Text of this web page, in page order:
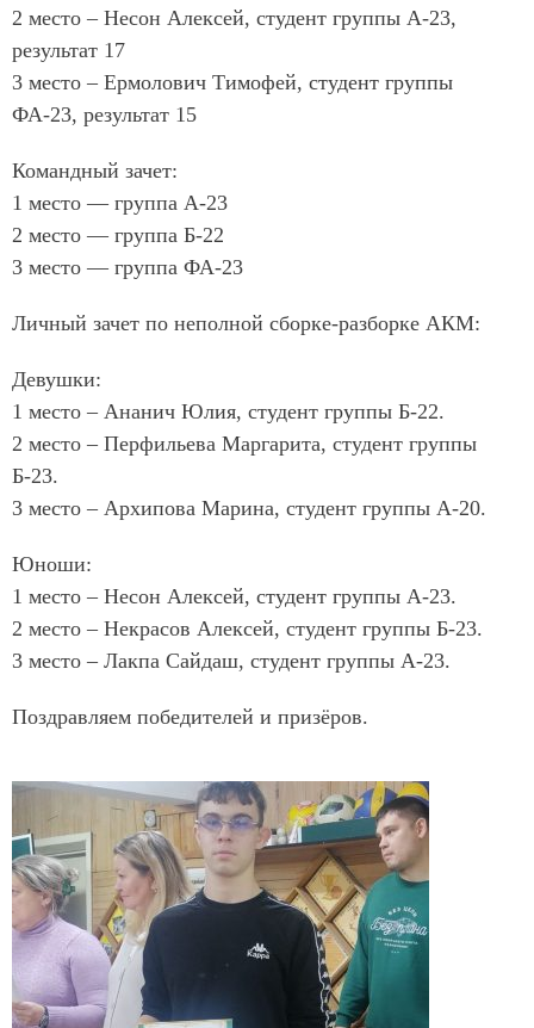
2 место – Несон Алексей, студент группы А-23,
результат 17
3 место – Ермолович Тимофей, студент группы
ФА-23, результат 15
Командный зачет:
1 место — группа А-23
2 место — группа Б-22
3 место — группа ФА-23
Личный зачет по неполной сборке-разборке АКМ:
Девушки:
1 место – Ананич Юлия, студент группы Б-22.
2 место – Перфильева Маргарита, студент группы
Б-23.
3 место – Архипова Марина, студент группы А-20.
Юноши:
1 место – Несон Алексей, студент группы А-23.
2 место – Некрасов Алексей, студент группы Б-23.
3 место – Лакпа Сайдаш, студент группы А-23.
Поздравляем победителей и призёров.